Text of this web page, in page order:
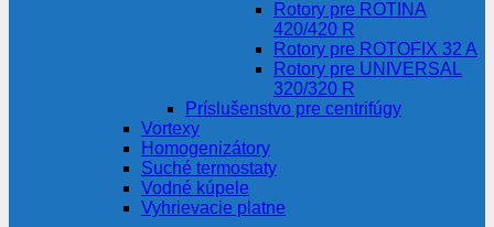
Rotory pre ROTINA
420/420 R
Rotory pre ROTOFIX 32 A
Rotory pre UNIVERSAL
320/320 R
Príslušenstvo pre centrifúgy
Vortexy
Homogenizátory
Suché termostaty
Vodné kúpele
Vyhrievacie platne